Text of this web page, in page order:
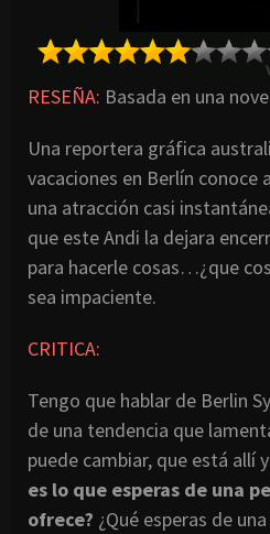
RESEÑA: Basada en una
Una reportera gráfica
vacaciones en Berlín conoce
una atracción casi
que este Andi la dejara
para hacerle cosas…¿que
sea impaciente.
CRITICA:
Tengo que hablar de Berlin
de una tendencia que
puede cambiar, que está allí
es lo que esperas de una
ofrece? ¿Qué esperas de